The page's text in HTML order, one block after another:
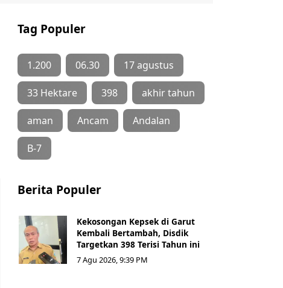
Tag Populer
1.200 06.30 17 agustus
33 Hektare 398 akhir tahun
aman Ancam Andalan
B-7
Berita Populer
Kekosongan Kepsek di Garut
Kembali Bertambah, Disdik
Targetkan 398 Terisi Tahun ini
7 Agu 2026, 9:39 PM